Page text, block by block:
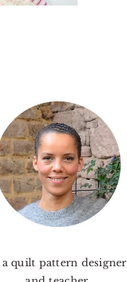
a quilt pattern